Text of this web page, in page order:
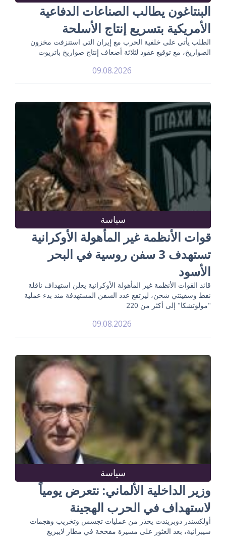
البنتاغون يطالب الصناعات الدفاعية
الأمريكية بتسريع إنتاج الأسلحة
الطلب يأتي على خلفية الحرب مع إيران التي استنزفت مخزون
الصواريخ، مع توقيع عقود لثلاثة أضعاف إنتاج صواريخ باتريوت
09.08.2026
سياسة
قوات الأنظمة غير المأهولة الأوكرانية
تستهدف 3 سفن روسية في البحر
الأسود
قائد القوات الأنظمة غير المأهولة الأوكرانية يعلن استهداف ناقلة
نفط وسفينتي شحن، ليرتفع عدد السفن المستهدفة منذ بدء عملية
"مولوتشكا" إلى أكثر من 220
09.08.2026
سياسة
وزير الداخلية الألماني: نتعرض يومياً
لاستهداف في الحرب الهجينة
أولكسندر دوبريندت يحذر من عمليات تجسس وتخريب وهجمات
سيبرانية، بعد العثور على مسيرة مفخخة في مطار لايبزيغ